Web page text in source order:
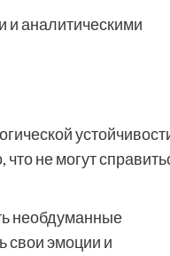
и аналитическими
не могут
необдуманные
свои эмоции и